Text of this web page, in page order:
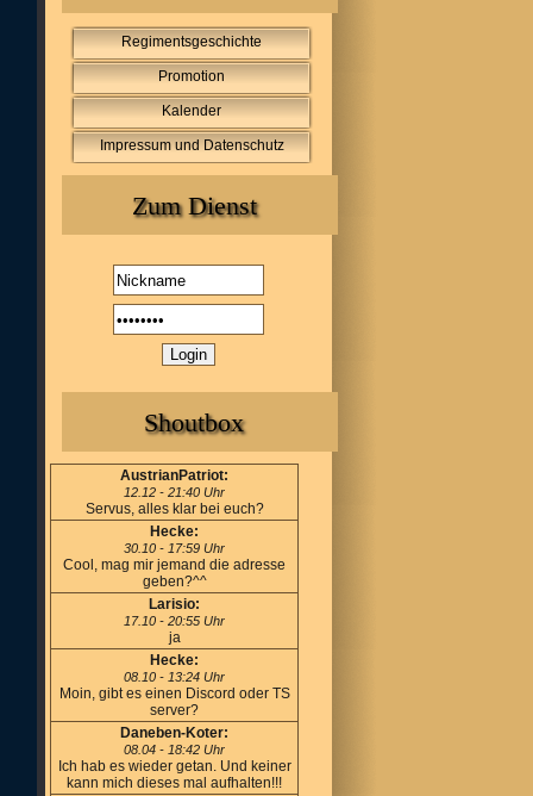
Regimentsgeschichte
Promotion
Kalender
Impressum und Datenschutz
Zum Dienst
Shoutbox
AustrianPatriot:
12.12 - 21:40 Uhr
Servus, alles klar bei euch?
Hecke:
30.10 - 17:59 Uhr
Cool, mag mir jemand die adresse
geben?^^
Larisio:
17.10 - 20:55 Uhr
ja
Hecke:
08.10 - 13:24 Uhr
Moin, gibt es einen Discord oder TS
server?
Daneben-Koter:
08.04 - 18:42 Uhr
Ich hab es wieder getan. Und keiner
kann mich dieses mal aufhalten!!!